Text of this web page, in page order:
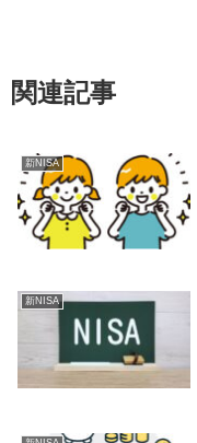
関連記事
新NISA
新NISA